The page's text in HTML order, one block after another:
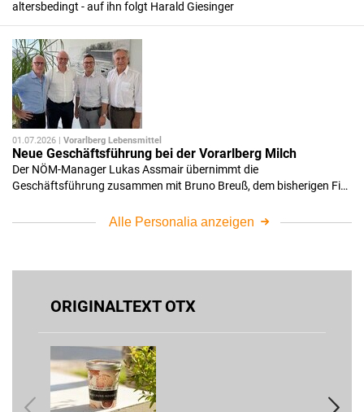
altersbedingt - auf ihn folgt Harald Giesinger
01.07.2026 | Vorarlberg Lebensmittel
Neue Geschäftsführung bei der Vorarlberg Milch
Der NÖM-Manager Lukas Assmair übernimmt die
Geschäftsführung zusammen mit Bruno Breuß, dem bisherigen Fi…
Alle Personalia anzeigen
ORIGINALTEXT OTX